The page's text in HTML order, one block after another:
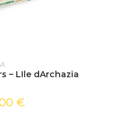
– LIle dArchazia
€